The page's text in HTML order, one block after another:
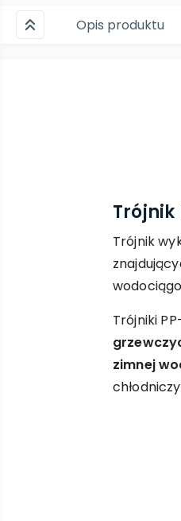
Opis produktu
Trójnik
Trójnik
Trójniki
zimnej